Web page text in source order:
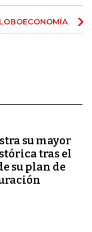
su mayor
tras el
su plan de